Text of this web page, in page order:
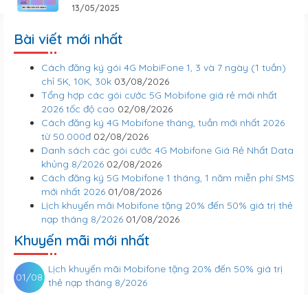
13/05/2025
Bài viết mới nhất
Cách đăng ký gói 4G MobiFone 1, 3 và 7 ngày (1 tuần)
chỉ 5K, 10K, 30k 03/08/2026
Tổng hợp các gói cước 5G Mobifone giá rẻ mới nhất
2026 tốc độ cao 02/08/2026
Cách đăng ký 4G Mobifone tháng, tuần mới nhất 2026
từ 50.000đ 02/08/2026
Danh sách các gói cước 4G Mobifone Giá Rẻ Nhất Data
khủng 8/2026 02/08/2026
Cách đăng ký 5G Mobifone 1 tháng, 1 năm miễn phí SMS
mới nhất 2026 01/08/2026
Lịch khuyến mãi Mobifone tặng 20% đến 50% giá trị thẻ
nạp tháng 8/2026 01/08/2026
Khuyến mãi mới nhất
Lịch khuyến mãi Mobifone tặng 20% đến 50% giá trị
thẻ nạp tháng 8/2026
01/08